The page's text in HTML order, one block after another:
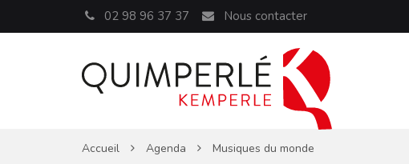
02 98 96 37 37 Nous contacter
Accueil Agenda Musiques du monde